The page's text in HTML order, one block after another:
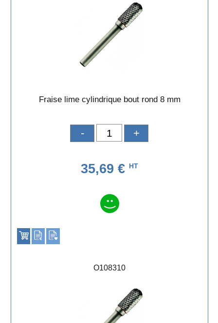
Fraise lime cylindrique bout rond 8 mm
- +
35,69 € HT
O108310